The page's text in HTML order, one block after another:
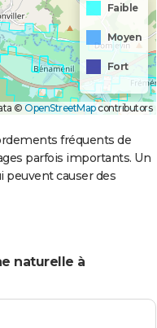
Faible
Moyen
Fort
©OpenStreetMapcontributors
fréquents de
parfois importants. Un
peuvent causer des
naturelle à